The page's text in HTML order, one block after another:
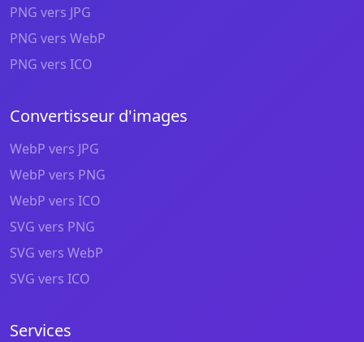
PNG vers JPG
PNG vers WebP
PNG vers ICO
Convertisseur d'images
WebP vers JPG
WebP vers PNG
WebP vers ICO
SVG vers PNG
SVG vers WebP
SVG vers ICO
Services